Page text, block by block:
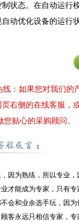
状态。在自动运行
动优化设备的运行
：如果您对我们的
右侧的在线客服，
您贴心的采购顾问。
因为熟练，所以专业，
业才能成为专家，只有
不会和业余选手玩，因
客永远只相信专家，专